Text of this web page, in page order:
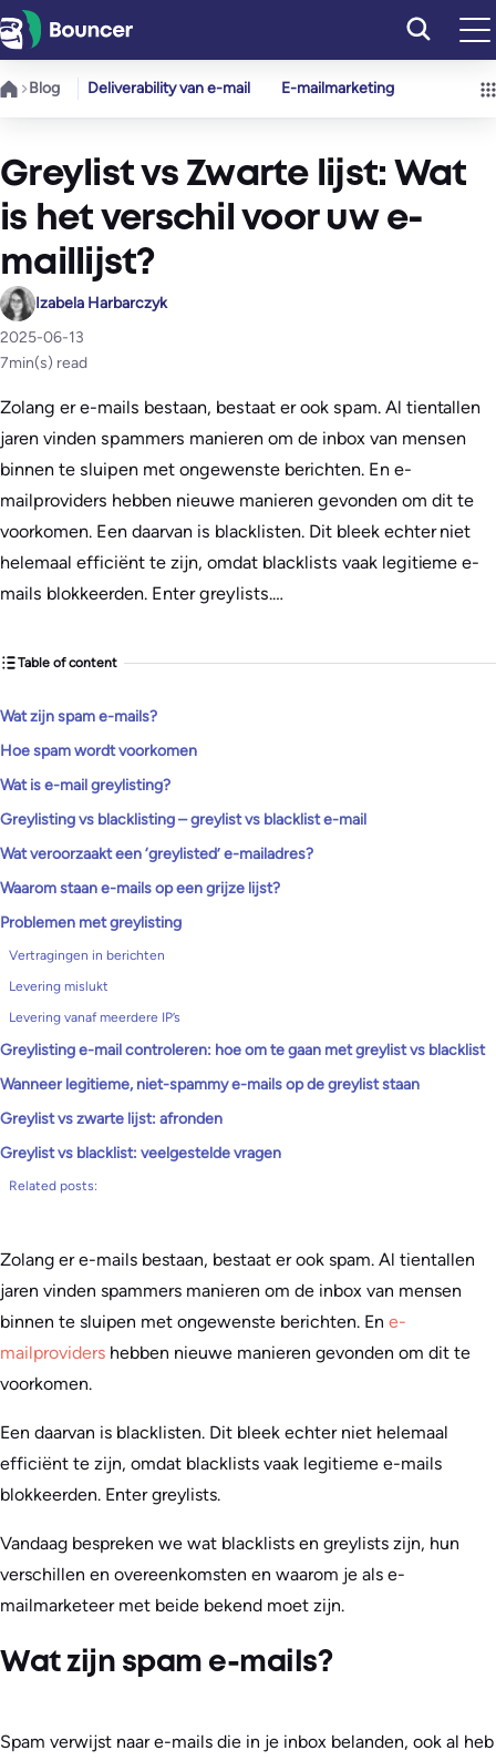
Ga
naar
de
Blog Deliverability van e-mail E-mailmarketing
Greylist vs Zwarte lijst: Wat
is het verschil voor uw e-
maillijst?
Izabela Harbarczyk
2025-06-13
7min(s) read
Zolang er e-mails bestaan, bestaat er ook spam. Al tientallen
jaren vinden spammers manieren om de inbox van mensen
binnen te sluipen met ongewenste berichten. En e-
mailproviders hebben nieuwe manieren gevonden om dit te
voorkomen. Een daarvan is blacklisten. Dit bleek echter niet
helemaal efficiënt te zijn, omdat blacklists vaak legitieme e-
mails blokkeerden. Enter greylists.…
Table of content
Wat zijn spam e-mails?
Hoe spam wordt voorkomen
Wat is e-mail greylisting?
Greylisting vs blacklisting – greylist vs blacklist e-mail
Wat veroorzaakt een ‘greylisted’ e-mailadres?
Waarom staan e-mails op een grijze lijst?
Problemen met greylisting
Vertragingen in berichten
Levering mislukt
Levering vanaf meerdere IP’s
Greylisting e-mail controleren: hoe om te gaan met greylist vs blacklist
Wanneer legitieme, niet-spammy e-mails op de greylist staan
Greylist vs zwarte lijst: afronden
Greylist vs blacklist: veelgestelde vragen
Related posts:
Zolang er e-mails bestaan, bestaat er ook spam. Al tientallen
jaren vinden spammers manieren om de inbox van mensen
binnen te sluipen met ongewenste berichten. En e-
mailproviders hebben nieuwe manieren gevonden om dit te
voorkomen.
Een daarvan is blacklisten. Dit bleek echter niet helemaal
efficiënt te zijn, omdat blacklists vaak legitieme e-mails
blokkeerden. Enter greylists.
Vandaag bespreken we wat blacklists en greylists zijn, hun
verschillen en overeenkomsten en waarom je als e-
mailmarketeer met beide bekend moet zijn.
Wat zijn spam e-mails?
Spam verwijst naar e-mails die in je inbox belanden, ook al heb